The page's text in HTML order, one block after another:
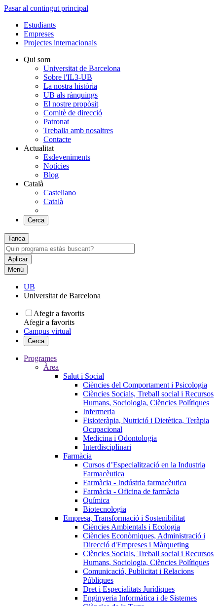
Pasar al contingut principal
Estudiants
Empreses
Projectes internacionals
Qui som
Universitat de Barcelona
Sobre l'IL3-UB
La nostra història
UB als rànquings
El nostre propòsit
Comitè de direcció
Patronat
Treballa amb nosaltres
Contacte
Actualitat
Esdeveniments
Notícies
Blog
Català
Castellano
Català
Cerca
Tanca
Menú
UB
Universitat de Barcelona
Afegir a favorits
Afegir a favorits
Campus virtual
Cerca
Programes
Àrea
Salut i Social
Ciències del Comportament i Psicologia
Ciències Socials, Treball social i Recursos
Humans, Sociologia, Ciències Polítiques
Infermeria
Fisioteràpia, Nutrició i Dietètica, Teràpia
Ocupacional
Medicina i Odontologia
Interdisciplinari
Farmàcia
Cursos d’Especialització en la Industria
Farmacèutica
Farmàcia - Indústria farmacèutica
Farmàcia - Oficina de farmàcia
Química
Biotecnologia
Empresa, Transformació i Sostenibilitat
Ciències Ambientals i Ecologia
Ciències Econòmiques, Administració i
Direcció d'Empreses i Màrqueting
Ciències Socials, Treball social i Recursos
Humans, Sociologia, Ciències Polítiques
Comunicació, Publicitat i Relacions
Públiques
Dret i Especialitats Jurídiques
Enginyeria Informàtica i de Sistemes